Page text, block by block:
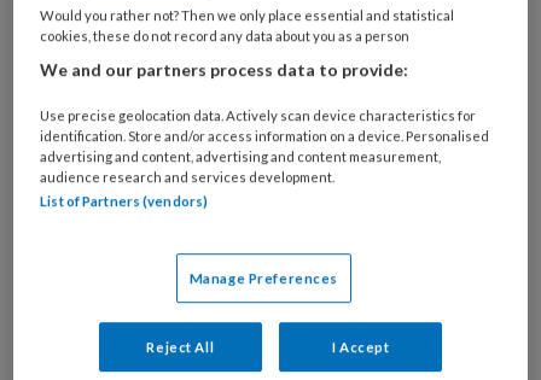
© peshkov / Getty images / iStock
Ploem bezet de leerstoel namens de KNMG
onlangs haar oratie uit. ChatGPT kan best,
zegt ze, ‘een nieuw vriendje van de arts’
worden, een digitale collega die met hem
meekijkt en hem behoedt voor fouten. Maar
Would you rather not? Then we only place essential and statistical
cookies, these do not record any data about you as a person
We and our partners process data to provide:
Use precise geolocation data. Actively scan device characteristics for
identification. Store and/or access information on a device. Personalised
advertising and content, advertising and content measurement,
audience research and services development.
List of Partners (vendors)
Manage Preferences
Reject All I Accept